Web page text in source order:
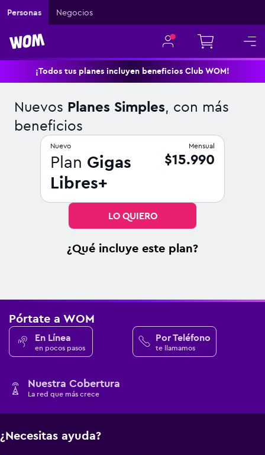
Personas Negocios
¡Todos tus planes incluyen beneficios Club WOM!
Nuevos Planes Simples, con más
beneficios
Nuevo
Plan Gigas
Libres+
Mensual
$15.990
LO QUIERO
¿Qué incluye este plan?
Pórtate a WOM
En Línea
en pocos pasos
Por Teléfono
te llamamos
Nuestra Cobertura
La red que más crece
¿Necesitas ayuda?